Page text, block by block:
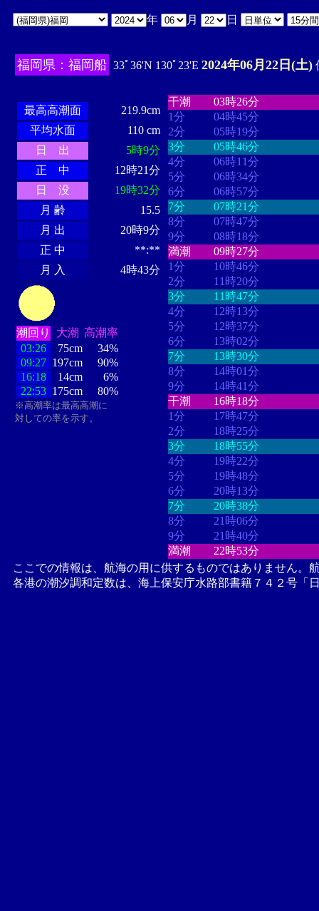
年 月 日
福岡県：福岡船 33ﾟ36'N 130ﾟ23'E 2024年06月22日(土)
最高高潮面
219.9cm
平均水面
110 cm
日 出
5時9分
正 中
12時21分
日 没
19時32分
月 齢
15.5
月 出
20時9分
正 中
**:**
月 入
4時43分
潮回り 大潮 高潮率
03:26
75cm
34%
09:27 197cm
90%
16:18
14cm
6%
22:53 175cm 80%
※高潮率は最高高潮に
対しての率を示す。
干潮
03時26分
1分
04時45分
2分
05時19分
3分
05時46分
4分
06時11分
5分
06時34分
6分
06時57分
7分
07時21分
8分
07時47分
9分
08時18分
満潮
09時27分
1分
10時46分
2分
11時20分
3分
11時47分
4分
12時13分
5分
12時37分
6分
13時02分
7分
13時30分
8分
14時01分
9分
14時41分
干潮
16時18分
1分
17時47分
2分
18時25分
3分
18時55分
4分
19時22分
5分
19時48分
6分
20時13分
7分
20時38分
8分
21時06分
9分
21時40分
満潮
22時53分
ここでの情報は、航海の用に供するものではありません。
各港の潮汐調和定数は、海上保安庁水路部書籍７４２号「